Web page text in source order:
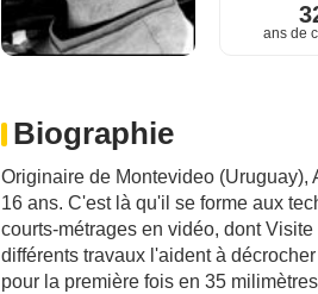
ans de
Biographie
Originaire de Montevideo
16 ans. C'est là qu'il se forme aux
courts-métrages en vidéo, dont
différents travaux l'aident à
pour la première fois en 35